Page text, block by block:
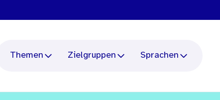
Themen Zielgruppen Sprachen